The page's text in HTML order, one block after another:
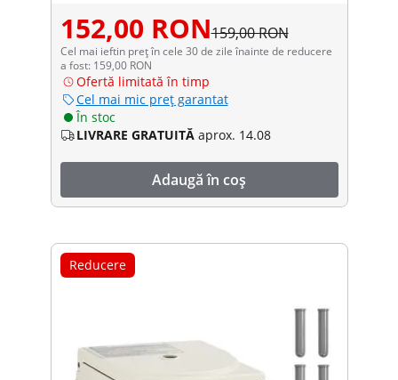
152,00 RON159,00 RON
Cel mai ieftin preț în cele 30 de zile înainte de reducere
a fost: 159,00 RON
Ofertă limitată în timp
Cel mai mic preț garantat
În stoc
LIVRARE GRATUITĂ aprox. 14.08
Adaugă în coș
Reducere